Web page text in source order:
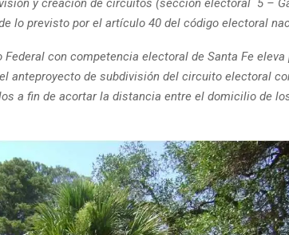
y creación de circuitos (sección electoral 5 –
lo previsto por el artículo 40 del código electoral
con competencia electoral de Santa Fe eleva
anteproyecto de subdivisión del circuito electoral
a fin de acortar la distancia entre el domicilio de